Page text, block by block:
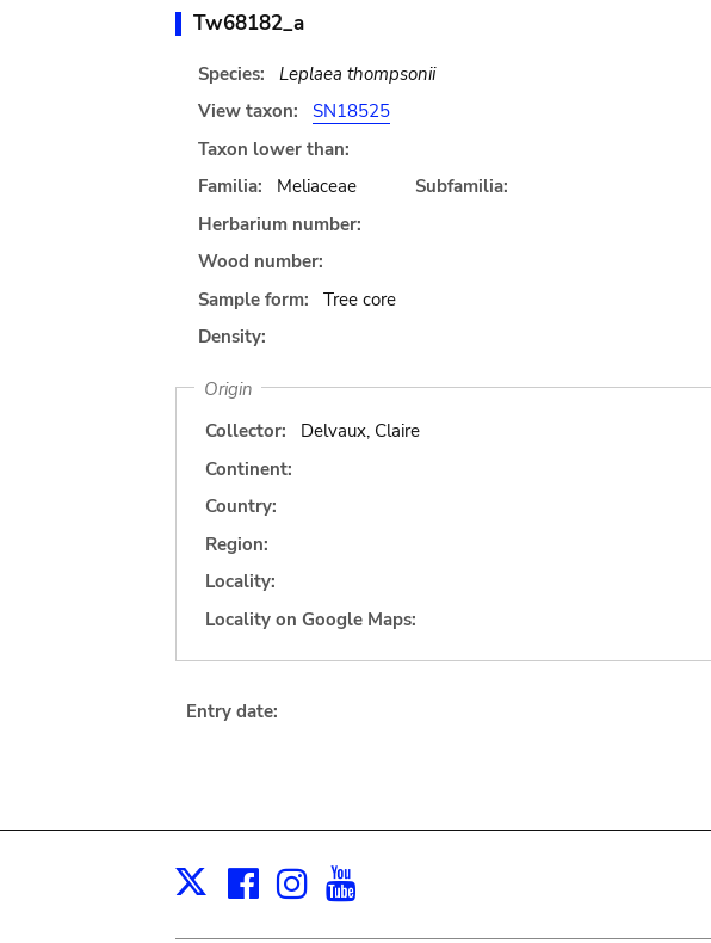
Tw68182_a
Species:
Leplaea thompsonii
View taxon:
SN18525
Taxon lower than:
Familia:
Meliaceae
Subfamilia:
Herbarium number:
Wood number:
Sample form:
Tree core
Density:
Origin
Collector:
Delvaux, Claire
Continent:
Country:
Region:
Locality:
Locality on Google Maps:
Entry date:
X Facebook
Instagram